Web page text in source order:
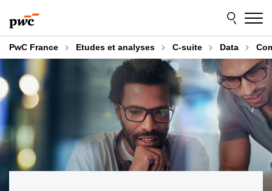
au
contenu
au
pied
de
page
PwC France Etudes et analyses C-suite Data